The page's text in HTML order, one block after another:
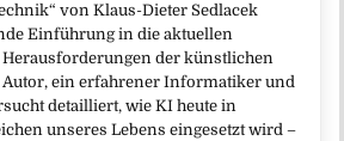
von Klaus-Dieter Sedlacek
Einführung in die aktuellen
der künstlichen
ein erfahrener Informatiker und
detailliert, wie KI heute in
unseres Lebens eingesetzt wird –